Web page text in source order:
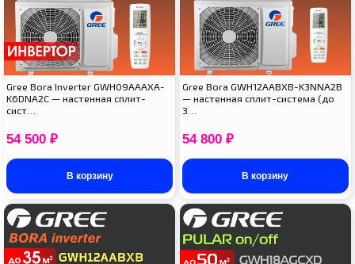
Gree Bora Inverter GWH09AAAXA-
K6DNA2C — настенная сплит-
сист…
54 500 ₽
В корзину
Gree Bora GWH12AABXB-K3NNA2B
— настенная сплит-система (до
3…
54 800 ₽
В корзину